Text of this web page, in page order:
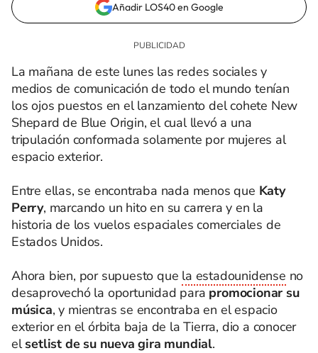
Añadir LOS40 en Google
La mañana de este lunes las redes sociales y
medios de comunicación de todo el mundo tenían
los ojos puestos en el lanzamiento del cohete New
Shepard de Blue Origin, el cual llevó a una
tripulación conformada solamente por mujeres al
espacio exterior.
Entre ellas, se encontraba nada menos que Katy
Perry, marcando un hito en su carrera y en la
historia de los vuelos espaciales comerciales de
Estados Unidos.
Ahora bien, por supuesto que la estadounidense no
desaprovechó la oportunidad para promocionar su
música, y mientras se encontraba en el espacio
exterior en el órbita baja de la Tierra, dio a conocer
elsetlist de su nueva gira mundial.